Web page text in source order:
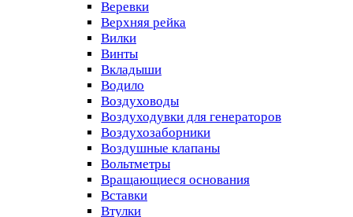
Веревки
Верхняя рейка
Вилки
Винты
Вкладыши
Водило
Воздуховоды
Воздуходувки для генераторов
Воздухозаборники
Воздушные клапаны
Вольтметры
Вращающиеся основания
Вставки
Втулки